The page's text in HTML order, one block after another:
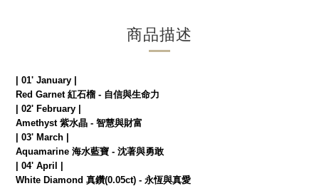
商品描述
| 01' January |
Red Garnet 紅石榴 - 自信與生命力
| 02' February |
Amethyst 紫水晶 - 智慧與財富
| 03' March |
Aquamarine 海水藍寶 - 沈著與勇敢
| 04' April |
White Diamond 真鑽(0.05ct) - 永恆與真愛